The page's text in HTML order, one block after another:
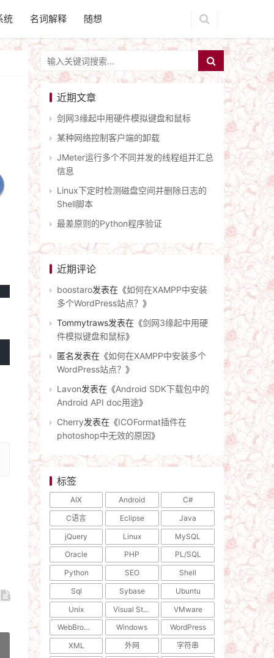
统 名词解释 随想
近期文章
剑网3缘起中用硬件模拟键盘和鼠标
某种网络控制客户端的卸载
JMeter运行多个不同并发的线程组并汇总
信息
Linux下定时检测磁盘空间并删除日志的
Shell脚本
最差原则的Python程序验证
近期评论
boostaro发表在《如何在XAMPP中安装
多个WordPress站点？ 》
Tommytraws发表在《剑网3缘起中用硬
件模拟键盘和鼠标》
匿名发表在《如何在XAMPP中安装多个
WordPress站点？ 》
Lavon发表在《Android SDK下载包中的
Android API doc用途》
Cherry发表在《ICOFormat插件在
photoshop中无效的原因》
标签
AIX Android
C#
C语言
Eclipse
Java
jQuery
Linux
MySQL
Oracle
PHP
PL/SQL
Python
SEO
Shell
Sql
Sybase
Ubuntu
Unix
Visual Studio
VMware
WebBrowser
Windows
WordPress
XML
外网
字符串